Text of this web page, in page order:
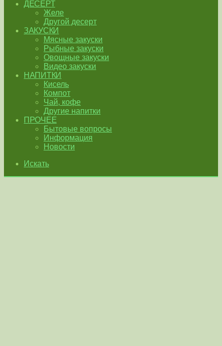
ДЕСЕРТ
Желе
Другой десерт
ЗАКУСКИ
Мясные закуски
Рыбные закуски
Овощные закуски
Видео закуски
НАПИТКИ
Кисель
Компот
Чай, кофе
Другие напитки
ПРОЧЕЕ
Бытовые вопросы
Информация
Новости
Искать